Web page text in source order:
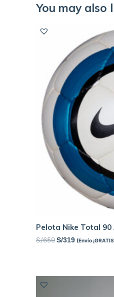
You may also
Pelota Nike Total
S/659 S/319 (Envío